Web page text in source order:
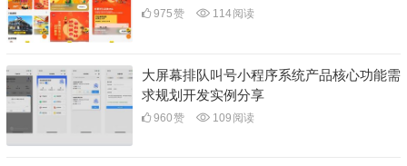
975赞 114阅读
大屏幕排队叫号小程序系统产品核心功能需
求规划开发实例分享
960赞 109 阅读